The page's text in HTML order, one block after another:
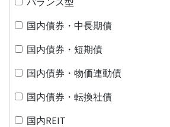
国内債券・中長期債
国内債券・短期債
国内債券・物価連動債
国内債券・転換社債
国内REIT